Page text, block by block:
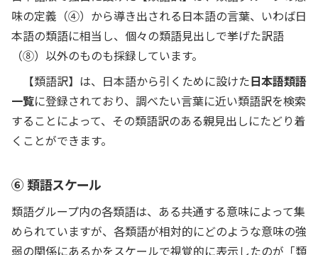
味の定義（④）から導き出される日本語の言葉、いわば日
本語の類語に相当し、個々の類語見出しで挙げた訳語
（⑧）以外のものも採録しています。
【類語訳】は、日本語から引くために設けた日本語類語
一覧に登録されており、調べたい言葉に近い類語訳を検索
することによって、その類語訳のある親見出しにたどり着
くことができます。
⑥ 類語スケール
類語グループ内の各類語は、ある共通する意味によって集
められていますが、各類語が相対的にどのような意味の強
弱の関係にあるかをスケールで視覚的に表示したのが「類